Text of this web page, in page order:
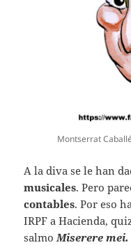
Montserrat Caballé
A la diva se le han
musicales. Pero
contables. Por eso
IRPF a Hacienda,
salmo Miserere mei.